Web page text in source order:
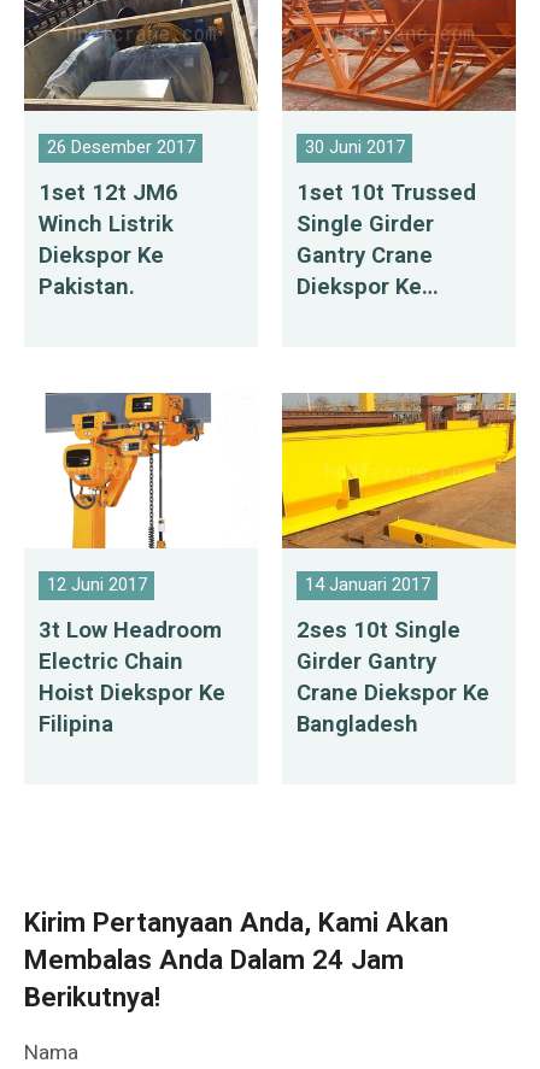
26 Desember 2017
1set 12t JM6
Winch Listrik
Diekspor Ke
Pakistan.
30 Juni 2017
1set 10t Trussed
Single Girder
Gantry Crane
Diekspor Ke
12 Juni 2017
3t Low Headroom
Electric Chain
Hoist Diekspor Ke
Filipina
14 Januari 2017
2ses 10t Single
Girder Gantry
Crane Diekspor Ke
Bangladesh
Kirim Pertanyaan Anda, Kami Akan
Membalas Anda Dalam 24 Jam
Berikutnya!
Nama